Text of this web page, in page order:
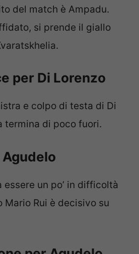
del match è Ampadu.
si prende il giallo
per Di Lorenzo
e colpo di testa di Di
termina di poco fuori.
Agudelo
essere un po’ in difficoltà
Mario Rui è decisivo su